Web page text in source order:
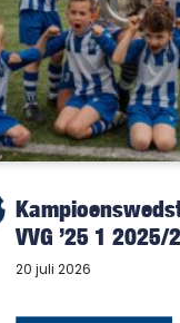
VVG ’25 1 2025/
20 juli 2026